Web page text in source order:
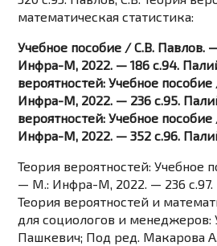
математическая статистика:
Учебное пособие / С.В.
Инфра-М, 2022. — 186 c.94.
вероятностей: Учебное
Инфра-М, 2022. — 236 c.95.
вероятностей: Учебное
Инфра-М, 2022. — 352 c.96.
Теория вероятностей: Учебное
— М.: Инфра-М, 2022. — 236 c.97.
Теория вероятностей и
для социологов и менеджеров:
Пашкевич; Под ред. Макарова